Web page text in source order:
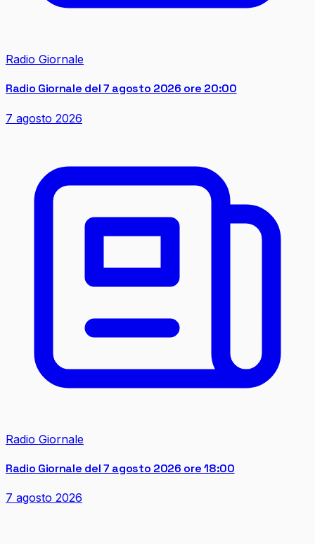
Radio Giornale
Radio Giornale del 7 agosto 2026 ore 20:00
7 agosto 2026
Radio Giornale
Radio Giornale del 7 agosto 2026 ore 18:00
7 agosto 2026